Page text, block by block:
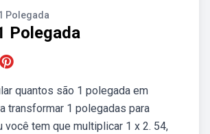
Polegada
Polegada
quantos são 1 polegada em
transformar 1 polegadas para
você tem que multiplicar 1 x 2. 54,